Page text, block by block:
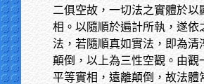
二俱空故，一切法之實體於以
相。以隨順於遍計所執，遂依
法，若隨順真如實法，即為清
顛倒，以上為三性空觀。由觀
平等實相，遠離顛倒，故法體